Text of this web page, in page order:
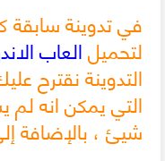
في تدوينة سابقة
لتحميلالعاب
التي يمكن انه
شيئ ، بالإضافة